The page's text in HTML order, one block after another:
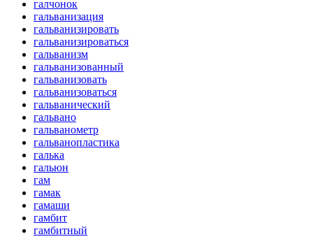
галчонок
гальванизация
гальванизировать
гальванизироваться
гальванизм
гальванизованный
гальванизовать
гальванизоваться
гальванический
гальвано
гальванометр
гальванопластика
галька
гальюн
гам
гамак
гамаши
гамбит
гамбитный